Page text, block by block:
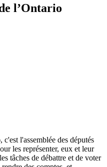
été
m’a
l’Ontario
l'assemblée des députés
les représenter, eux et leur
tâches de débattre et de voter